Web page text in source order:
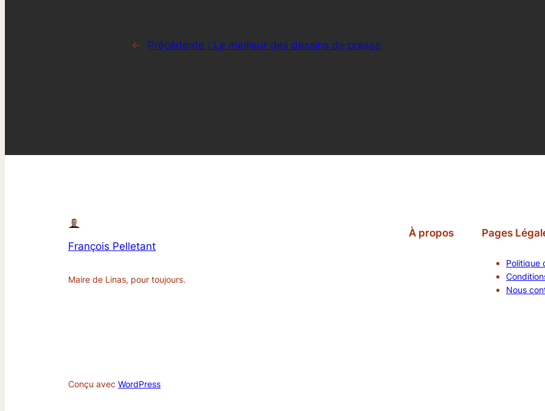
← Précédente : Le meilleur des dessins de presse
François Pelletant
Maire de Linas, pour toujours.
À propos Pages
Politique
Nous
Conçu avec WordPress